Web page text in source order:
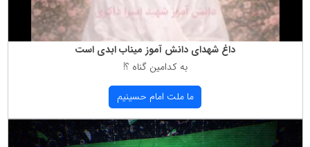
داغ شهدای دانش آموز میناب ابدی است
به كدامین گناه ؟!
ما ملت امام حسینیم